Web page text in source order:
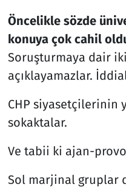
Öncelikle sözde
konuya çok cahil
Soruşturmaya dair
açıklayamazlar.
CHP siyasetçilerinin
sokaktalar.
Ve tabii ki ajan-
Sol marjinal gruplar